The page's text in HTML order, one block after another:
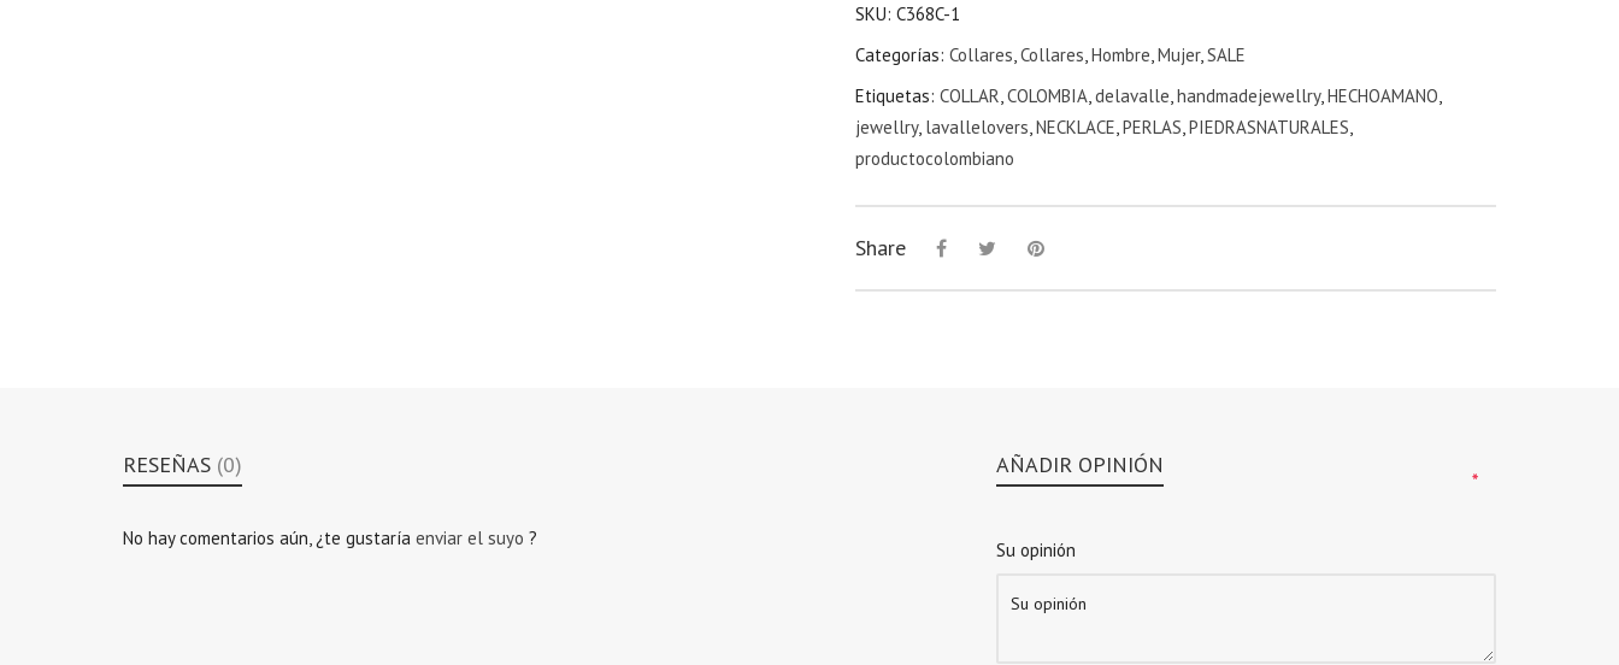
SKU: C368C-1
Categorías: Collares Collares Hombre Mujer, SALE
Etiquetas: COLLAR COLOMBIA delavalle handmadejewellry, HECHOAMANO
jewellry, lavallelovers NECKLACE PERLAS PIEDRASNATURALES
productocolombiano
Share
RESEÑAS (0)
No hay comentarios aún, ¿te gustaría enviar el suyo ?
AÑADIR OPINIÓN
Su opinión
*
*